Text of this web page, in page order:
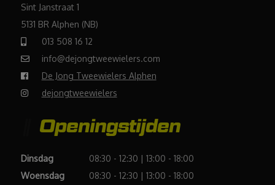
Sint Janstraat 1
5131 BR Alphen (NB)
013 508 16 12
info@dejongtweewielers.com
De Jong Tweewielers Alphen
dejongtweewielers
Openingstijden
Dinsdag
08:30 - 12:30 | 13:00 - 18:00
Woensdag
08:30 - 12:30 | 13:00 - 18:00